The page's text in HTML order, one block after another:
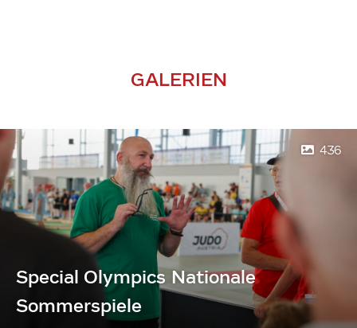
GALERIEN
436
Special Olympics Nationale
Sommerspiele